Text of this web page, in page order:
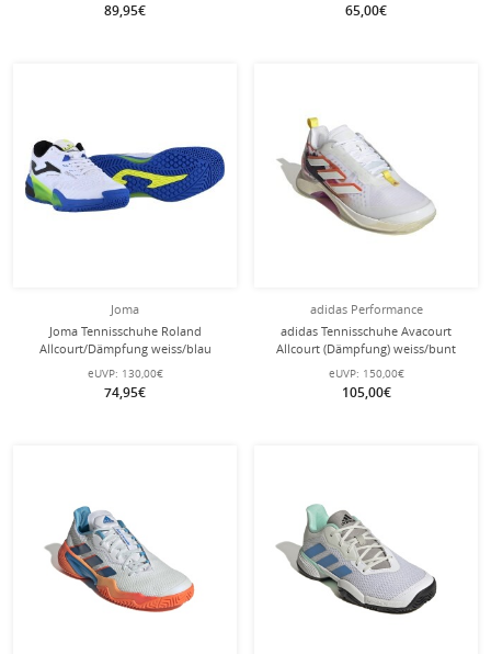
89,95€ 65,00€
Joma
Joma Tennisschuhe Roland
Allcourt/Dämpfung weiss/blau
Herren
eUVP: 130,00€
74,95€
adidas Performance
adidas Tennisschuhe Avacourt
Allcourt (Dämpfung) weiss/bunt
Damen
eUVP: 150,00€
105,00€